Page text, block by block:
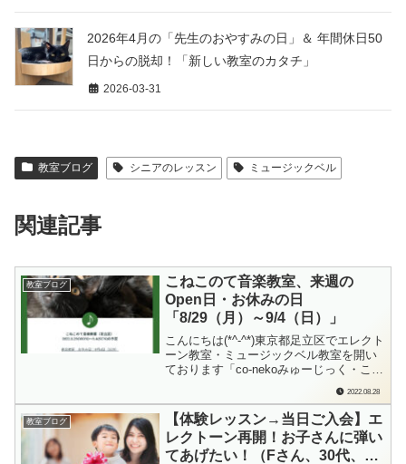
2026年4月の「先生のおやすみの日」＆ 年間休日50
日からの脱却！「新しい教室のカタチ」
2026-03-31
教室ブログ シニアのレッスン ミュージックベル
関連記事
教室ブログ
こねこのて音楽教室、来週の
Open日・お休みの日
「8/29（月）～9/4（日）」
こんにちは(*^-^*)東京都足立区でエレクト
ーン教室・ミュージックベル教室を開い
ております「co-nekoみゅーじっく・こね
す。今までSNS等を中心に「Open日・お
休みの日」をお伝えしてきていました
が、ブログでもお知らせしていきます
ね！「来週1週間分の教室の予定...
2022.08.28
教室ブログ
【体験レッスン→当日ご入会】エ
レクトーン再開！お子さんに弾い
てあげたい！（Fさん、30代、エ